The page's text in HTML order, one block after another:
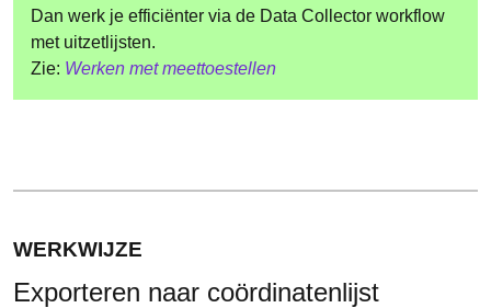
Dan werk je efficiënter via de Data Collector workflow
met uitzetlijsten.
Zie: Werken met meettoestellen
WERKWIJZE
Exporteren naar coördinatenlijst